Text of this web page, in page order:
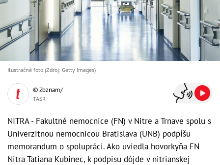
Ilustračné foto (Zdroj: Getty Images)
© Zoznam/
TASR
NITRA - Fakultné nemocnice (FN) v Nitre a Trnave spolu s
Univerzitnou nemocnicou Bratislava (UNB) podpíšu
memorandum o spolupráci. Ako uviedla hovorkyňa FN
Nitra Tatiana Kubinec, k podpisu dôjde v nitrianskej